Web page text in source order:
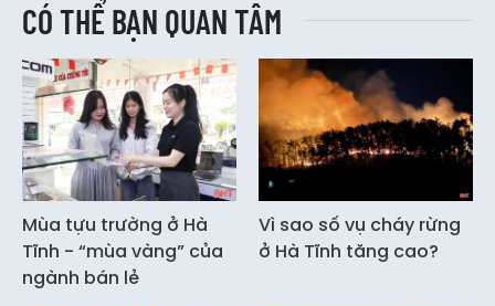
CÓ THỂ BẠN QUAN TÂM
Mùa tựu trường ở Hà
Tĩnh - “mùa vàng” của
ngành bán lẻ
Vì sao số vụ cháy rừng
ở Hà Tĩnh tăng cao?